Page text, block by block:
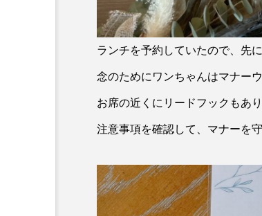
ランチを予約していたので、先
念のためにワンちゃんはマナー
お席の近くにリードフックもあり
注意事項を確認して、マナーを